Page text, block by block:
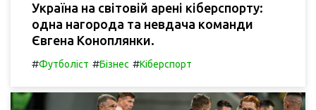
Україна на світовій арені кіберспорту:
одна нагорода та невдача команди
Євгена Коноплянки.
#Футболіст #Бізнес #Кіберспорт